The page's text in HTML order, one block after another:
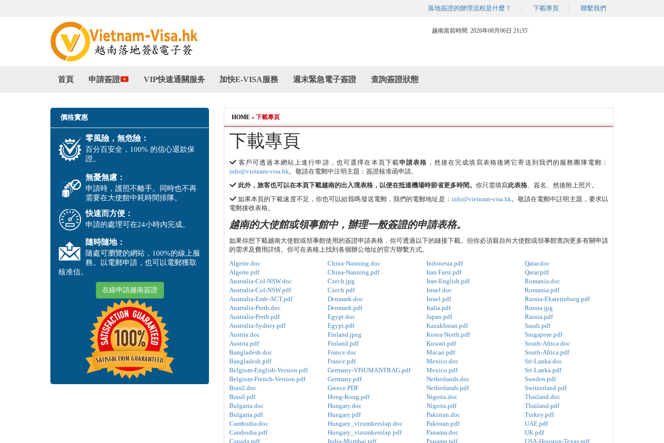
落地簽證的辦理流程是什麼？ 下載專頁 聯繫我們
越南當前時間:2026年08月06日 21:35'
首頁 申請簽證 VIP快速通關服务 加快E-VISA服務 週末緊急電子簽證 查詢簽證狀態
HOME » 下載專頁
下載專頁
客戶可透過本網站上進行申請，也可選擇在本頁下載申請表格 ，然後在完成填寫表格後將它寄送到我們的服務團隊電郵：
info@vietnam-visa.hk。敬請在電郵中注明主題：簽證核准函申請。
此外，旅客也可以在本頁下載越南的出入境表格，以便在抵達機場時節省更多時間。 你只需填寫此表格、簽名、然後附上照片。
如果本頁的下載速度不足，你也可以給我嗎發送電郵，我們的電郵地址是： info@vietnam-visa.hk。敬請在電郵中註明主題，要求以
電郵接收表格。
越南的大使館或領事館中，辦理一般簽證的申請表格。
如果你想下載越南大使館或領事館使用的簽證申請表格，你可透過以下的鏈接下載。但你必須親自向大使館或領事館查詢更多有關申請
的需求及費用詳情。你可在表格上找到各個辦公地址的官方聯繫方式。
Algerie.doc
Algerie.pdf
Australia-Col-NSW.doc
Australia-Col-NSW.pdf
Australia-Emb-ACT.pdf
Australia-Perth.doc
Australia-Perth.pdf
Australia-Sydney.pdf
Austria.doc
Austria.pdf
Bangladesh.doc
Bangladesh.pdf
Belgium-English-Version.pdf
Belgium-French-Version.pdf
Brasil.doc
Brasil.pdf
Bulgaria.doc
Bulgaria.pdf
Cambodia.doc
Cambodia.pdf
Canada.pdf
China-Nanning.doc
China-Nanning.pdf
Czech.jpg
Czech.pdf
Denmark.doc
Denmark.pdf
Egypt.doc
Egypt.pdf
Finland.jpeg
Finland.pdf
France.doc
France.pdf
Germany-VISUMANTRAG.pdf
Germany.pdf
Greece.PDF
Hong-Kong.pdf
Hungary.doc
Hungary.pdf
Hungary_vizumkerolap.doc
Hungary_vizumkerolap.pdf
India-Mumbai.pdf
Indonesia.pdf
Iran Farsi.pdf
Iran-English.pdf
Israel.doc
Israel.pdf
Italia.pdf
Japan.pdf
Kazakhstan.pdf
Korea-North.pdf
Kuwait.pdf
Macao.pdf
Mexico.doc
Mexico.pdf
Netherlands.doc
Netherlands.pdf
Nigeria.doc
Nigeria.pdf
Pakistan.doc
Pakistan.pdf
Panama.doc
Panama.pdf
Qatar.doc
Qatar.pdf
Romania.doc
Romania.pdf
Russia-Ekaterinburg.pdf
Russia.jpg
Russia.pdf
Saudi.pdf
Singapore.pdf
South-Africa.doc
South-Africa.pdf
Sri-Lanka.doc
Sri-Lanka.pdf
Sweden.pdf
Switzerland.pdf
Thailand.doc
Thailand.pdf
Turkey.pdf
UAE.pdf
UK.pdf
USA-Houston-Texas.pdf
價格實惠
零風險，無危險：
百分百安全，100% 的信心退款保
證。
無憂無慮：
申請時，護照不離手。同時也不再
需要在大使館中耗時間排隊。
快速而方便：
申請的處理可在24小時內完成。
隨時隨地：
隨處可瀏覽的網站，100%的線上服
務。以電郵申請，也可以電郵獲取
核准信。
在線申請越南簽證